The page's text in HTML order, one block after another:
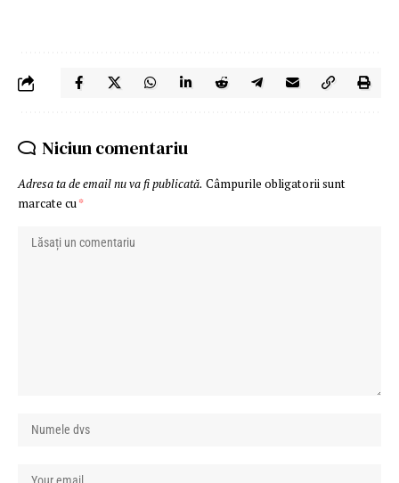
Niciun comentariu
Adresa ta de email nu va fi publicată. Câmpurile obligatorii sunt
marcate cu*